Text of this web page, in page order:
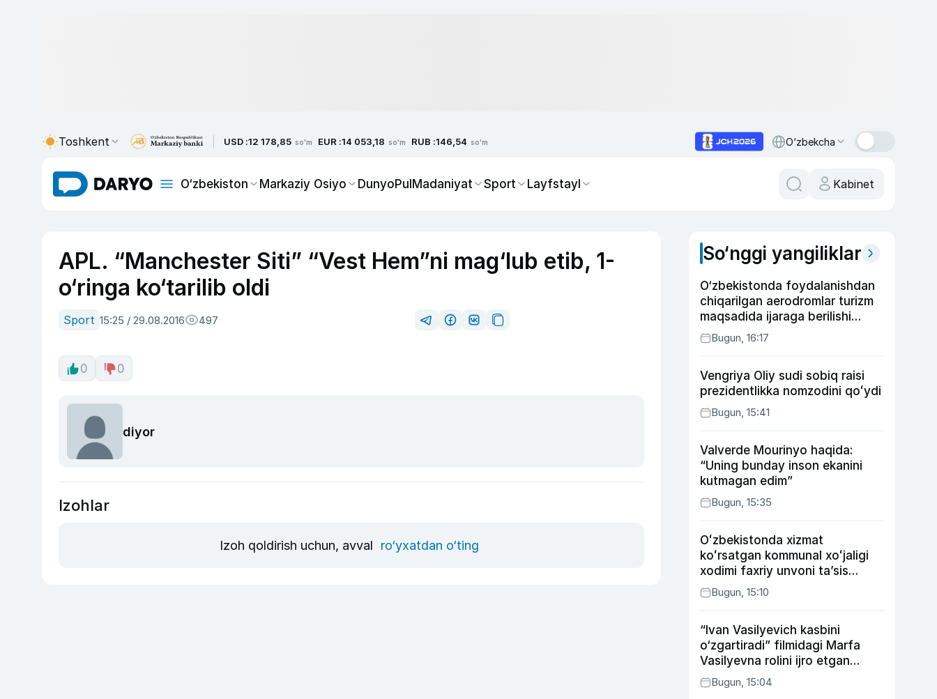
Toshkent USD :12 178,85 so'm EUR :14 053,18 so'm RUB :146,54 so'm O‘zbekcha
O‘zbekiston Markaziy Osiyo DunyoPulMadaniyat Sport Layfstayl Kabinet
APL. “Manchester Siti” “Vest Hem”ni mag‘lub etib, 1-
o‘ringa ko‘tarilib oldi
Sport 15:25 / 29.08.2016 497
0 0
diyor
Izohlar
Izoh qoldirish uchun, avval ro‘yxatdan o‘ting
So‘nggi yangiliklar
O‘zbekistonda foydalanishdan
chiqarilgan aerodromlar turizm
maqsadida ijaraga berilishi
mumkin
Bugun, 16:17
Vengriya Oliy sudi sobiq raisi
prezidentlikka nomzodini qoʻydi
Bugun, 15:41
Valverde Mourinyo haqida:
“Uning bunday inson ekanini
kutmagan edim”
Bugun, 15:35
Oʻzbekistonda xizmat
koʻrsatgan kommunal xoʻjaligi
xodimi faxriy unvoni taʼsis
etilishi mumkin
Bugun, 15:10
“Ivan Vasilyevich kasbini
o‘zgartiradi” filmidagi Marfa
Vasilyevna rolini ijro etgan
aktrisaning taqdiri qanday
kechdi?
Bugun, 15:04